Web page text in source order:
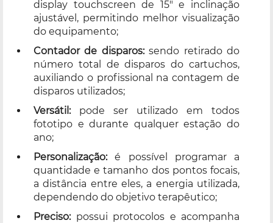
display touchscreen de 15" e inclinação
ajustável, permitindo melhor visualização
do equipamento;
Contador de disparos: sendo retirado do
número total de disparos do cartuchos,
auxiliando o profissional na contagem de
disparos utilizados;
Versátil:pode ser utilizado em todos
fototipo e durante qualquer estação do
ano;
Personalização:é possível programar a
quantidade e tamanho dos pontos focais,
a distância entre eles, a energia utilizada,
dependendo do objetivo terapêutico;
Preciso:possui protocolos e acompanha